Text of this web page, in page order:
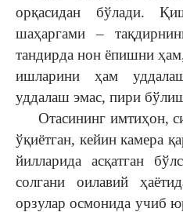
орқасидан бўлади.
шаҳаргами –
тандирда нон ёпишни
ишларини ҳам
уддалаш эмас, пири
Отасининг имтиҳон,
ўқиётган, кейин камера
йилларида асқатган
солгани оилавий
орзулар осмонида учиб